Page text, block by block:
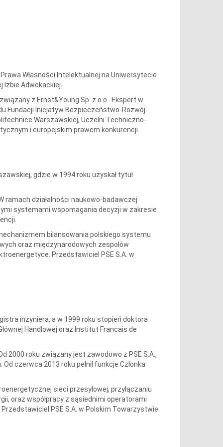
Własności Intelektualnej na Uniwersytecie
Izbie Adwokackiej.
z Ernst&Young Sp. z o.o. Ekspert w
Fundacji Inicjatyw Bezpieczeństwo-Rozwój-
Warszawskiej, Uczelni Techniczno-
i europejskim prawem konkurencji.
gdzie w 1994 roku uzyskał tytuł
ramach działalności naukowo-badawczej
systemami wspomagania decyzji w zakresie
bilansowania polskiego systemu
oraz międzynarodowych zespołów
Przedstawiciel PSE S.A. w
inżyniera, a w 1999 roku stopień doktora
Handlowej oraz Institut Francais de
2000 roku związany jest zawodowo z PSE S.A.,
czerwca 2013 roku pełnił funkcje Członka
sieci przesyłowej, przyłączaniu
oraz współpracy z sąsiednimi operatorami
PSE S.A. w Polskim Towarzystwie